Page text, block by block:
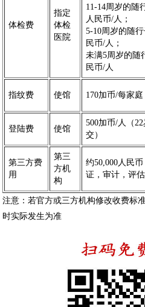
体检费
指定
体检
医院
11-14周岁的随
人民币/人；
5-10周岁的随
民币/人；
未满5周岁的随
民币/人
指纹费 使馆 170加币/每家庭
登陆费 使馆
500加币/人（
交）
第三方费
用
第三
方机
构
约50,000人民
证，审计，评估
注意：若官方或三方机构修改收费标
时实际发生为准